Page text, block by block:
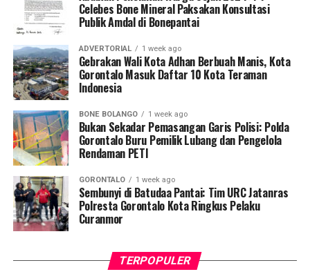
Mohamad Nur, menyampaikan bahwa selain mengawal
teknis pelayanan medis, mahasiswa bertindak sebagai
edukator kesehatan masyarakat.
Penyuluhan difokuskan pada pemahaman mekanisme
penularan, pengenalan gejala awal, pentingnya
hingga tuntas, serta pengikisan stigma negatif terhadap
penyintas TBC di lingkungan warga.
“Literasi kesehatan warga adalah fondasi utama dalam
memutus rantai penularan TBC. Kami berupaya
menyampaikan edukasi yang persuasif dan mudah
dipahami agar warga tidak ragu melakukan pemeriksaan
apabila mengalami gejala batuk berkepanjangan,”
Celebes Bone Mineral Paksakan Konsultasi
Publik Amdal di Bonepantai
ADVERTORIAL 1 week ago
Gebrakan Wali Kota Adhan Berbuah Manis, Kota
Gorontalo Masuk Daftar 10 Kota Teraman
Indonesia
BONE BOLANGO 1 week ago
Bukan Sekadar Pemasangan Garis Polisi: Polda
Gorontalo Buru Pemilik Lubang dan Pengelola
Rendaman PETI
GORONTALO 1 week ago
Sembunyi di Batudaa Pantai: Tim URC Jatanras
Polresta Gorontalo Kota Ringkus Pelaku
Curanmor
TERPOPULER